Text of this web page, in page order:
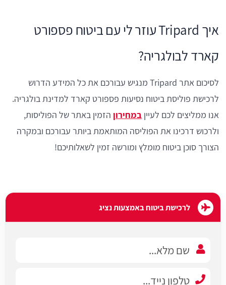
איך Tripard עוזר לי עם ביטוח פספורט
קארד לבולגריה?
לסיכום אתר Tripard מנגיש עבורכם את כל המידע הדרוש
לרכישת פוליסת ביטוח נסיעות פספורט קארד למדינת בולגריה.
אנו ממליצים לכם לעיין במחירון הזמין באתר של הפוליסות,
ולרכוש דרכינו את הפוליסה המותאמת ביותר עבורכם ובמקרה
הצורך סוכן ביטוח מומלץ ומורשה זמין לשאלותיכם!
לרכישת ביטוח באמצעות נציג